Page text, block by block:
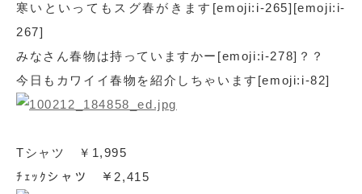
寒いといってもスグ春がきます[emoji:i-265][emoji:i-
267]
みなさん春物は持っていますかー[emoji:i-278]？？
今日もカワイイ春物を紹介しちゃいます[emoji:i-82]
Tシャツ ￥1,995
ﾁｪｯｸシャツ ￥2,415